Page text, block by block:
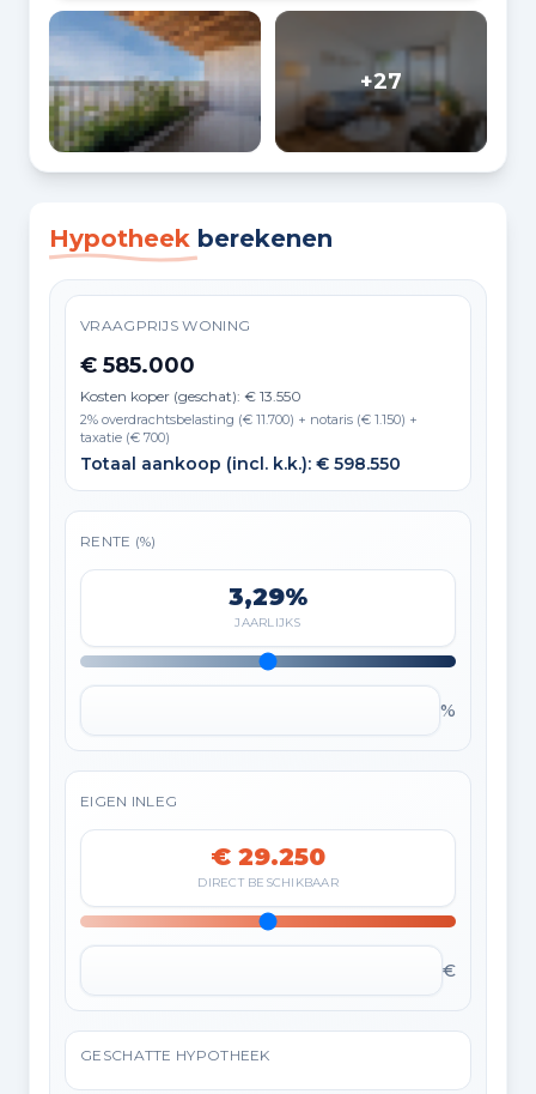
+27
Hypotheek berekenen
VRAAGPRIJS WONING
€ 585.000
Kosten koper (geschat): € 13.550
2% overdrachtsbelasting (€ 11.700) + notaris (€ 1.150) +
taxatie (€ 700)
Totaal aankoop (incl. k.k.): € 598.550
RENTE (%)
3,29%
JAARLIJKS
%
EIGEN INLEG
€ 29.250
DIRECT BESCHIKBAAR
€
GESCHATTE HYPOTHEEK